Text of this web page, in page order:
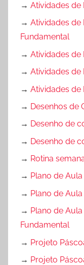
→ Atividades de
→ Atividades de
Fundamental
→ Atividades de
→ Atividades de
→ Atividades de
→ Desenhos de
→ Desenho de
→ Desenho de
→ Rotina
→ Plano de
→ Plano de
→ Plano de
Fundamental
→ Projeto
→ Projeto